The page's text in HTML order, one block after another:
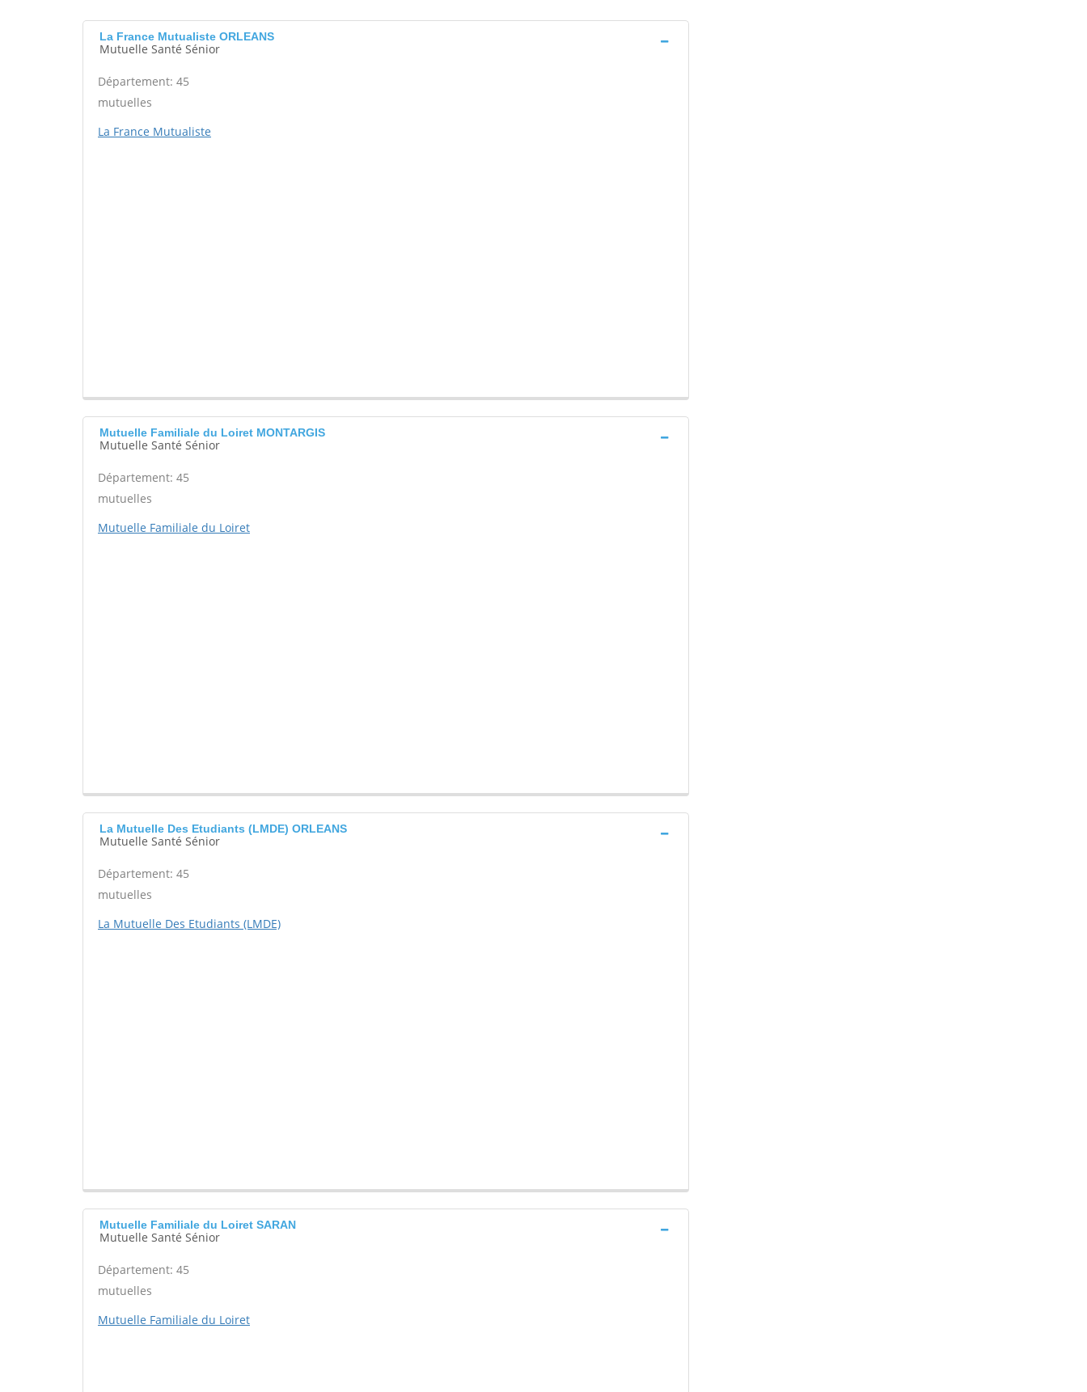
La France Mutualiste ORLEANS
Mutuelle Santé Sénior
Département: 45
mutuelles
La France Mutualiste
Mutuelle Familiale du Loiret MONTARGIS
Mutuelle Santé Sénior
Département: 45
mutuelles
Mutuelle Familiale du Loiret
La Mutuelle Des Etudiants (LMDE) ORLEANS
Mutuelle Santé Sénior
Département: 45
mutuelles
La Mutuelle Des Etudiants (LMDE)
Mutuelle Familiale du Loiret SARAN
Mutuelle Santé Sénior
Département: 45
mutuelles
Mutuelle Familiale du Loiret